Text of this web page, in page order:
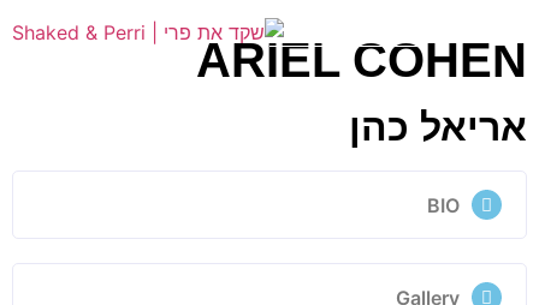
ARIEL COHEN
אריאל כהן
BIO
Gallery